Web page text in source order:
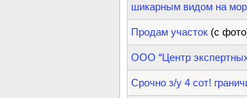
шикарным видом на
Продам участок (с
ООО “Центр
Срочно з/у 4 сот!